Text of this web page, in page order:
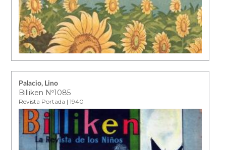
Palacio, Lino
Billiken Nº1085
Revista Portada | 1940